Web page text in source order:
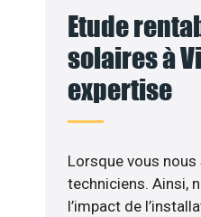
Etude
solaires à
expertise
Lorsque vous
techniciens. Ainsi,
l’impact de